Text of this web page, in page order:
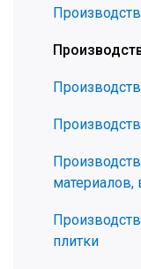
материалов,
плитки